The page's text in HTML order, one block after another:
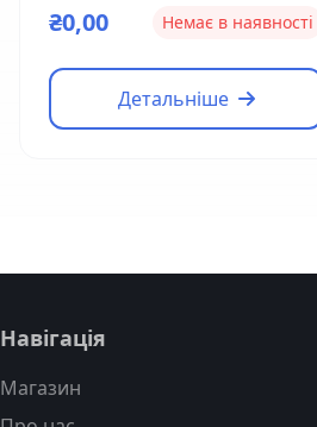
EM01
₴0,00 Немає в наявності
Детальніше
Навігація
Магазин